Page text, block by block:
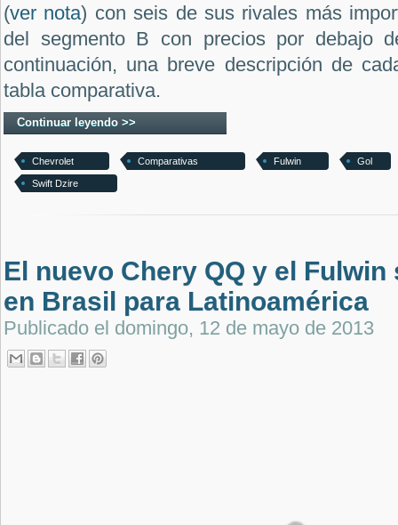
(ver nota) con seis de sus rivales más
del segmento B con precios por debajo
continuación, una breve descripción de
tabla comparativa.
Continuar leyendo >>
Chevrolet Comparativas Fulwin Gol
Swift Dzire
El nuevo Chery QQ y el
en Brasil para Latinoamérica
Publicado el domingo, 12 de mayo de 2013